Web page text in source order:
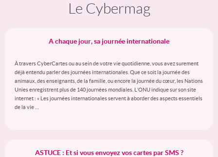
Le Cybermag
A chaque jour, sa journée internationale
À travers CyberCartes ou au sein de votre vie quotidienne, vous avez surement
déjà entendu parler des journées internationales. Que ce soit la journée des
animaux, des enseignants, de la famille, ou encore la journée du cœur, les Nations
Unies enregistrent plus de 140 journées mondiales. L’ONU indique sur son site
internet : « Les journées internationales servent à aborder des aspects essentiels
de la vie …
ASTUCE : Et si vous envoyez vos cartes par SMS ?